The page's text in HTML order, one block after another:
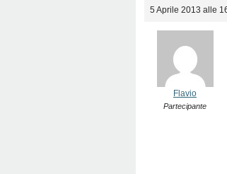
5 Aprile 2013 alle
Flavio
Partecipante